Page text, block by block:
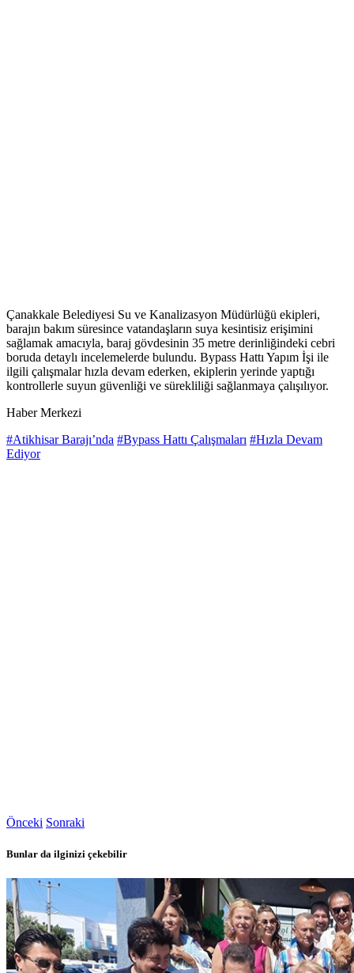
Çanakkale Belediyesi Su ve Kanalizasyon Müdürlüğü ekipleri,
barajın bakım süresince vatandaşların suya kesintisiz erişimini
sağlamak amacıyla, baraj gövdesinin 35 metre derinliğindeki cebri
boruda detaylı incelemelerde bulundu. Bypass Hattı Yapım İşi ile
ilgili çalışmalar hızla devam ederken, ekiplerin yerinde yaptığı
kontrollerle suyun güvenliği ve sürekliliği sağlanmaya çalışılıyor.
Haber Merkezi
#Atikhisar Barajı’nda #Bypass Hattı Çalışmaları #Hızla Devam
Ediyor
Önceki Sonraki
Bunlar da ilginizi çekebilir